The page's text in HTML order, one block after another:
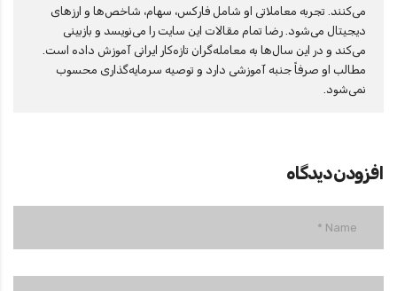
می‌کنند. تجربه معاملاتی او شامل فارکس، سهام، شاخص‌ها و ارزهای
دیجیتال می‌شود. رضا تمام مقالات این سایت را می‌نویسد و بازبینی
می‌کند و در این سال‌ها به معامله‌گران تازه‌کار ایرانی آموزش داده است.
مطالب او صرفاً جنبه آموزشی دارد و توصیه سرمایه‌گذاری محسوب
نمی‌شود.
افزودن دیدگاه